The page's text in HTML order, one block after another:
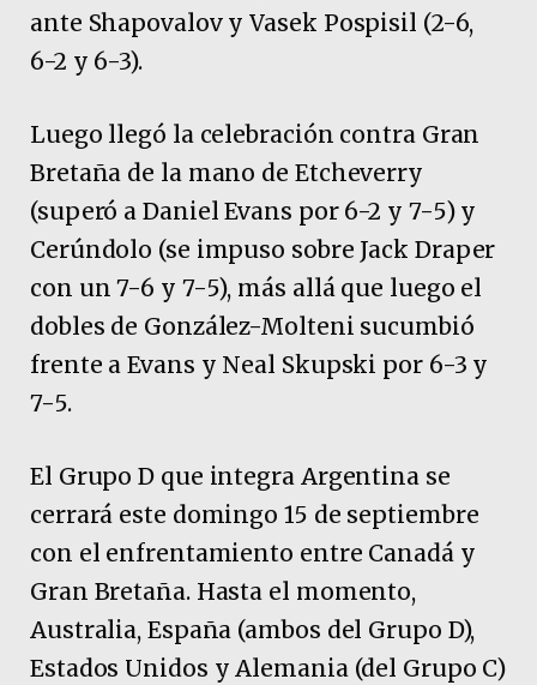
ante Shapovalov y Vasek Pospisil (2-6,
6-2 y 6-3).
Luego llegó la celebración contra Gran
Bretaña de la mano de Etcheverry
(superó a Daniel Evans por 6-2 y 7-5) y
Cerúndolo (se impuso sobre Jack Draper
con un 7-6 y 7-5), más allá que luego el
dobles de González-Molteni sucumbió
frente a Evans y Neal Skupski por 6-3 y
7-5.
El Grupo D que integra Argentina se
cerrará este domingo 15 de septiembre
con el enfrentamiento entre Canadá y
Gran Bretaña. Hasta el momento,
Australia, España (ambos del Grupo D),
Estados Unidos y Alemania (del Grupo C)